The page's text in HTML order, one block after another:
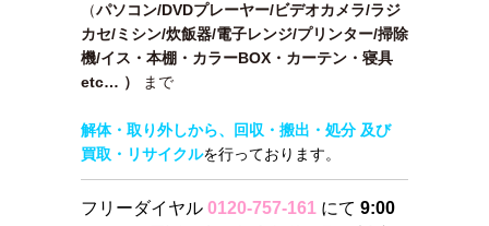
（パソコン/DVDプレーヤー/ビデオカメラ/ラジ
カセ/ミシン/炊飯器/電子レンジ/プリンター/掃除
機/イス・本棚・カラーBOX・カーテン・寝具
etc… ）
まで
解体・取り外しから、回収・搬出・処分 及び
買取・リサイクルを行っております。
フリーダイヤル 0120-757-161 にて 9:00